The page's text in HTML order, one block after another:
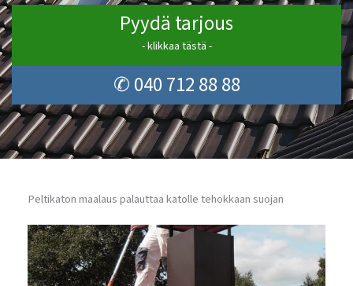
Pyydä tarjous
- klikkaa tästä -
✆ 040 712 88 88
Peltikaton maalaus palauttaa katolle tehokkaan suojan